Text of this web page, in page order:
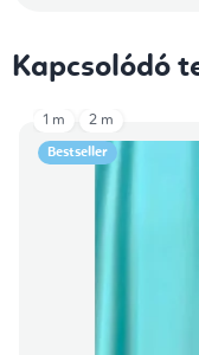
Kapcsolódó
Bestseller
1 m 2 m